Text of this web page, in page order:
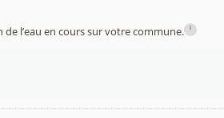
l’eau en cours sur votre commune. i